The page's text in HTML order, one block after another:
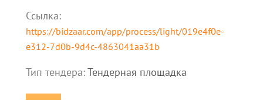
Ссылка:
https://bidzaar.com/app/process/light/019e4f0e-
e312-7d0b-9d4c-4863041aa31b
Тип тендера:Тендерная площадка